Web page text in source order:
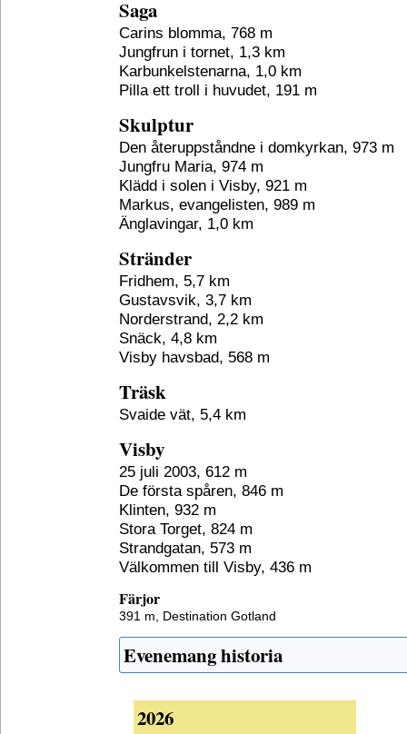
Saga
Carins blomma, 768 m
Jungfrun i tornet, 1,3 km
Karbunkelstenarna, 1,0 km
Pilla ett troll i huvudet, 191 m
Skulptur
Den återuppståndne i domkyrkan, 973 m
Jungfru Maria, 974 m
Klädd i solen i Visby, 921 m
Markus, evangelisten, 989 m
Änglavingar, 1,0 km
Stränder
Fridhem, 5,7 km
Gustavsvik, 3,7 km
Norderstrand, 2,2 km
Snäck, 4,8 km
Visby havsbad, 568 m
Träsk
Svaide vät, 5,4 km
Visby
25 juli 2003, 612 m
De första spåren, 846 m
Klinten, 932 m
Stora Torget, 824 m
Strandgatan, 573 m
Välkommen till Visby, 436 m
Färjor
391 m, Destination Gotland
Evenemang historia
2026